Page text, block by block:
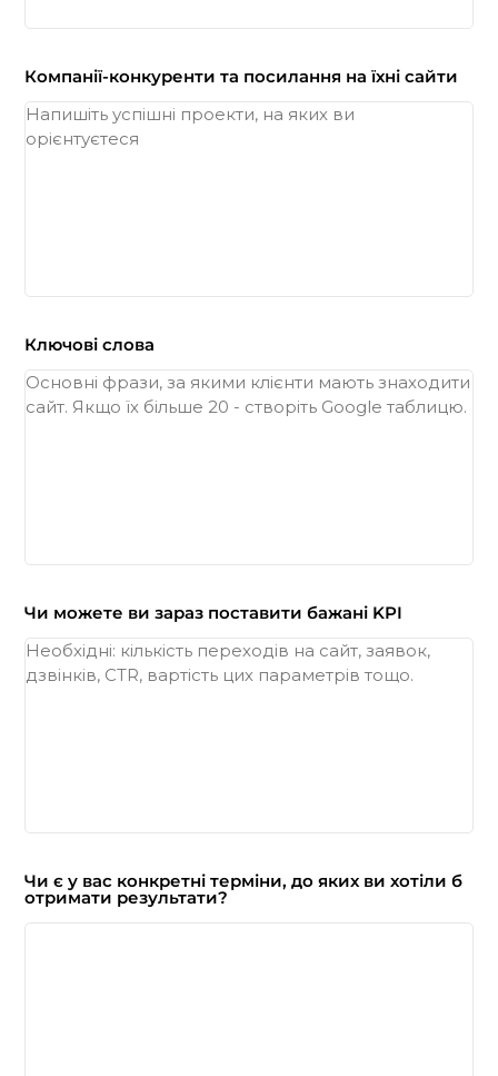
Компанії-конкуренти та посилання на їхні сайти
Ключові слова
Чи можете ви зараз поставити бажані KPI
Чи є у вас конкретні терміни, до яких ви хотіли б
отримати результати?